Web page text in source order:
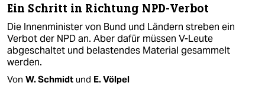
Ein Schritt in Richtung NPD-Verbot
Die Innenminister von Bund und Ländern streben ein
Verbot der NPD an. Aber dafür müssen V-Leute
abgeschaltet und belastendes Material gesammelt
werden.
Von W. Schmidt und E. Völpel